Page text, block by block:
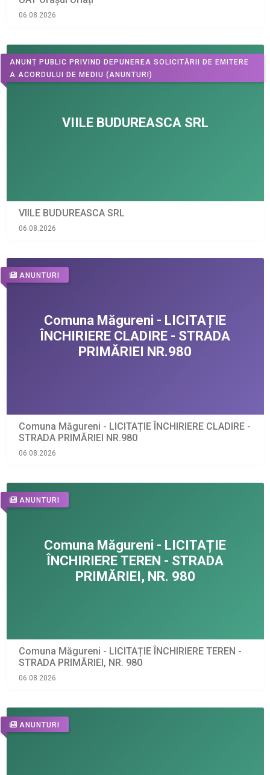
06.08.2026
ANUNȚ PUBLIC PRIVIND DEPUNEREA SOLICITĂRII DE EMITERE
A ACORDULUI DE MEDIU (ANUNTURI)
VIILE BUDUREASCA SRL
06.08.2026
ANUNTURI
Comuna Măgureni - LICITAȚIE ÎNCHIRIERE CLADIRE -
STRADA PRIMĂRIEI NR.980
06.08.2026
ANUNTURI
Comuna Măgureni - LICITAȚIE ÎNCHIRIERE TEREN -
STRADA PRIMĂRIEI, NR. 980
06.08.2026
ANUNTURI